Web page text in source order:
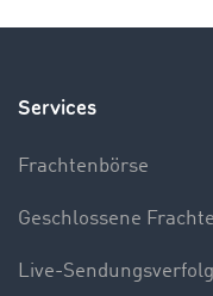
Services
Frachtenbörse
Geschlossene
Live-